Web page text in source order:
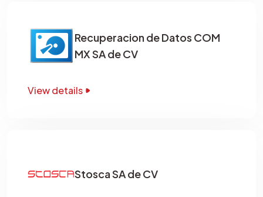
Recuperacion de Datos COM
MX SA de CV
View details
Stosca SA de CV